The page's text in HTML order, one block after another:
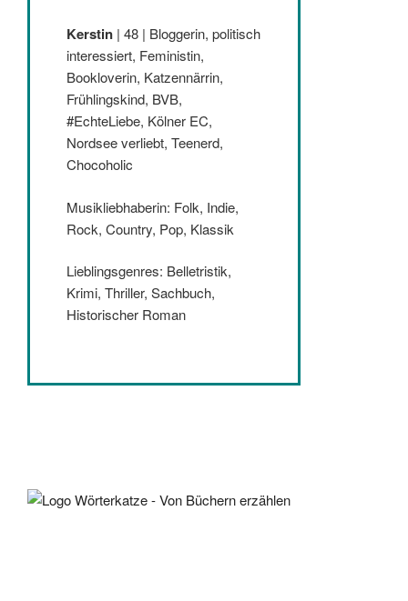
Kerstin | 48 | Bloggerin, politisch
interessiert, Feministin,
Bookloverin, Katzennärrin,
Frühlingskind, BVB,
#EchteLiebe, Kölner EC,
Nordsee verliebt, Teenerd,
Chocoholic
Musikliebhaberin: Folk, Indie,
Rock, Country, Pop, Klassik
Lieblingsgenres: Belletristik,
Krimi, Thriller, Sachbuch,
Historischer Roman